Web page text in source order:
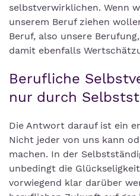
selbstverwirklichen. Wenn
unserem Beruf ziehen
Beruf, also unsere
damit ebenfalls
Berufliche
nur durch
Die Antwort darauf ist ein
Nicht jeder von uns kann
machen. In der
unbedingt die
vorwiegend klar darüber